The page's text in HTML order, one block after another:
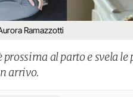
Ramazzotti
al parto e svela
arrivo.